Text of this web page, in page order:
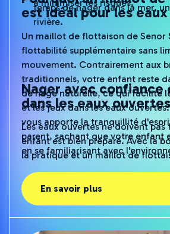
temps de nager dans la mer,
rivière.
est idéal pour les
Un maillot de flottaison de Senor
flottabilité supplémentaire sans
mouvement. Contrairement aux
traditionnels, votre enfant reste
de nage naturelle, ce qui facilite
et les jeux dans les eaux
vous apporte la tranquillité
parent, sachant que votre enfant
en se familiarisant avec
Nager avec confiance
dans les eaux
Les eaux ouvertes ne doivent pas
enfant est bien préparé. Avec la
la pratique et un maillot de
amusante dans la mer, un lac ou
Donnez à votre enfant la
pour explorer l'aventure des
En savoir plus